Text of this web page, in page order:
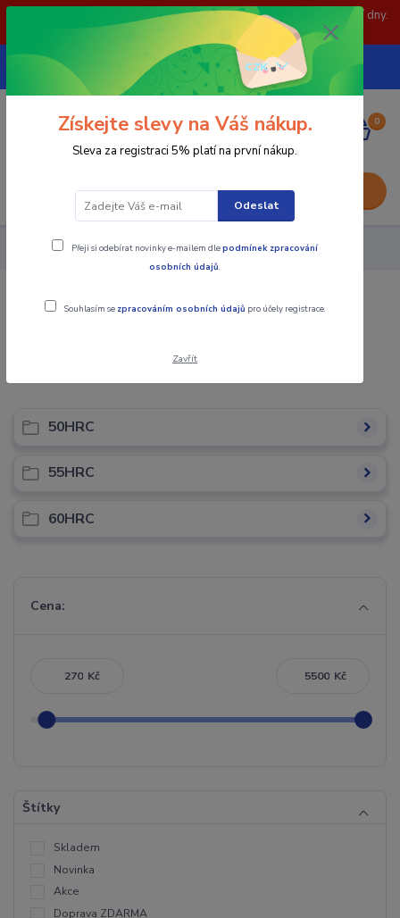
POZOR: 31.7 , 3.8 a 5.8- zavřeno. objednávky odešleme následující dny.
Děkujeme za pochopení.
CZK
739252246
(Po-Pá, 8-15 hod.)
0
0,00 Kč
Nástroje - Kovoobrábění Monolitní frézy Standardní
Standardní
50HRC
55HRC
60HRC
Cena:
Kč Kč
Štítky
Skladem
Novinka
Akce
Doprava ZDARMA
Získejte slevy na Váš nákup.
Sleva za registraci 5% platí na první nákup.
Odeslat
Přeji si odebírat novinky e-mailem dlepodmínek zpracování
osobních údajů.
Souhlasím se zpracováním osobních údajů pro účely registrace.
Zavřít